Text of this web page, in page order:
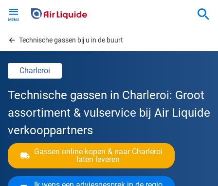
contentTechnische gassen bij u in de buurt
Charleroi
Technische gassen in Charleroi: Groot
assortiment & vulservice bij Air Liquide
verkooppartners
Gassen online kopen & naar Charleroi
laten leveren